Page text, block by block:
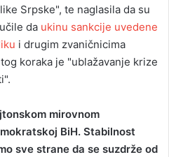
Srpske", te naglasila da su
da ukinu sankcije uvedene
i drugim zvaničnicima
koraka je "ublažavanje krize
mirovnom
BiH. Stabilnost
sve strane da se suzdrže od